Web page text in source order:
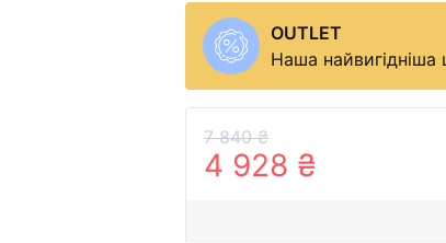
OUTLET
Наша найвигідніша
7 840 ₴
4 928 ₴